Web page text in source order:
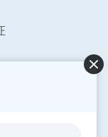
在每件事上都
，就逐渐减轻
追求做一个常
靠神顺服神的